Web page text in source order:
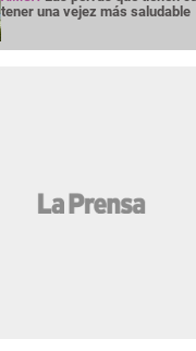
tener una vejez más saludable